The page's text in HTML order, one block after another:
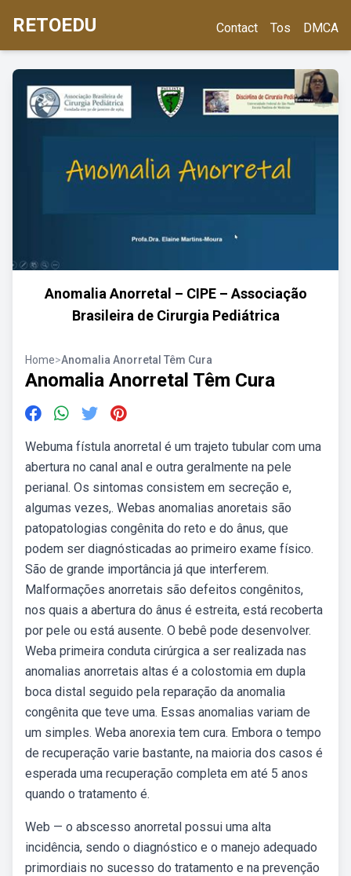
RETOEDU Contact Tos DMCA
Anomalia Anorretal – CIPE – Associação
Brasileira de Cirurgia Pediátrica
Home>Anomalia Anorretal Têm Cura
Anomalia Anorretal Têm Cura
Webuma fístula anorretal é um trajeto tubular com uma
abertura no canal anal e outra geralmente na pele
perianal. Os sintomas consistem em secreção e,
algumas vezes,. Webas anomalias anoretais são
patopatologias congênita do reto e do ânus, que
podem ser diagnósticadas ao primeiro exame físico.
São de grande importância já que interferem.
Malformações anorretais são defeitos congênitos,
nos quais a abertura do ânus é estreita, está recoberta
por pele ou está ausente. O bebê pode desenvolver.
Weba primeira conduta cirúrgica a ser realizada nas
anomalias anorretais altas é a colostomia em dupla
boca distal seguido pela reparação da anomalia
congênita que teve uma. Essas anomalias variam de
um simples. Weba anorexia tem cura. Embora o tempo
de recuperação varie bastante, na maioria dos casos é
esperada uma recuperação completa em até 5 anos
quando o tratamento é.
Web — o abscesso anorretal possui uma alta
incidência, sendo o diagnóstico e o manejo adequado
primordiais no sucesso do tratamento e na prevenção